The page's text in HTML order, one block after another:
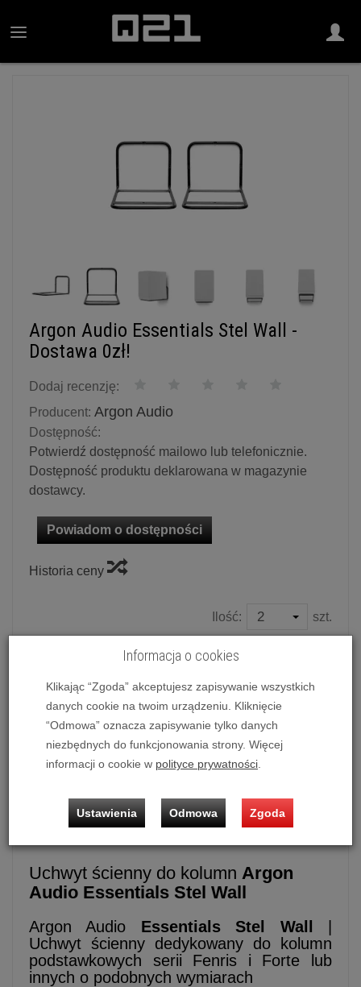
Argon Audio Essentials Stel Wall -
Dostawa 0zł!
Dodaj recenzję:
Producent: Argon Audio
Dostępność:
Potwierdź dostępność mailowo lub telefonicznie.
Dostępność produktu deklarowana w magazynie
dostawcy.
Powiadom o dostępności
Historia ceny
Ilość: szt.
114,00 zł
dodaj do koszyka
Uchwyt ścienny do kolumnArgon Audio Essentials Stel
Cena dotyczy 1 szt. uchwytu.
Uchwyt ścienny do kolumn Argon
Audio Essentials Stel Wall
Argon Audio Essentials Stel Wall
Uchwyt ścienny dedykowany do kolumn
podstawkowych serii Fenris i Forte lub
innych o podobnych wymiarach
Informacja o cookies
Klikając “Zgoda” akceptujesz zapisywanie wszystkich
danych cookie na twoim urządzeniu. Kliknięcie
“Odmowa” oznacza zapisywanie tylko danych
niezbędnych do funkcjonowania strony. Więcej
informacji o cookie w polityce prywatności
Ustawienia Odmowa Zgoda